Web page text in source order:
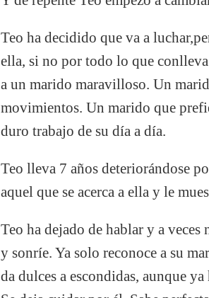
Teo ha decidido que va a
ella, si no por todo lo que conlleva
a un marido maravilloso. Un
movimientos. Un marido que
duro trabajo de su día a día.
Teo lleva 7 años deteriorándose
aquel que se acerca a ella y le
Teo ha dejado de hablar y a
y sonríe. Ya solo reconoce a su
da dulces a escondidas, aunque